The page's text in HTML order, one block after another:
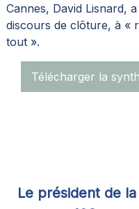
Cannes, David Lisnard,
discours de clôture, à «
tout ».
Télécharger la
Le président de